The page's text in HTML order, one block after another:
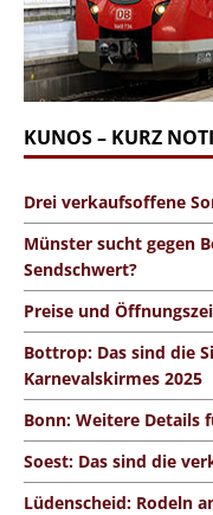
KUNOS – KURZ
Drei verkaufsoffene
Münster sucht gegen
Sendschwert?
Preise und
Bottrop: Das sind die
Karnevalskirmes 2025
Bonn: Weitere Details
Soest: Das sind die
Lüdenscheid: Rodeln